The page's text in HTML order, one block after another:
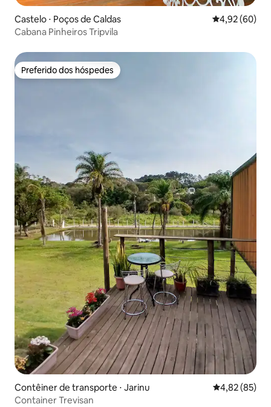
Castelo ⋅ Poços de Caldas 4,92 de uma
4,92 (60)
Cabana Pinheiros Tripvila
Preferido dos hóspedes
Preferido dos hóspedes
Contêiner de transporte ⋅ Jarinu 4,82 de uma
4,82 (85)
Container Trevisan